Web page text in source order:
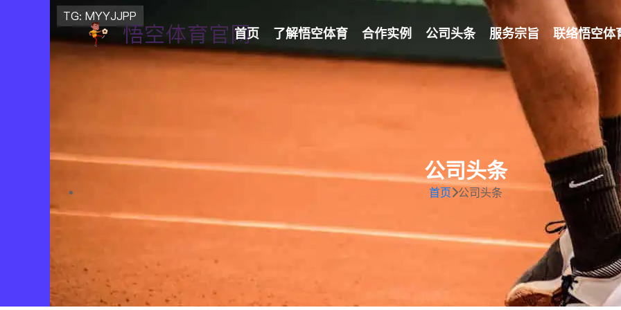
首页 了解悟空体育 合作实例 公司头条 服务宗旨 联络悟空体
公司头条
首页 公司头条